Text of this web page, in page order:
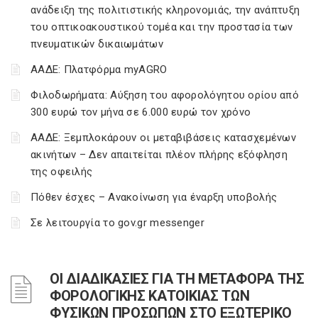
ανάδειξη της πολιτιστικής κληρονομιάς, την ανάπτυξη
του οπτικοακουστικού τομέα και την προστασία των
πνευματικών δικαιωμάτων
ΑΑΔΕ: Πλατφόρμα myAGRO
Φιλοδωρήματα: Αύξηση του αφορολόγητου ορίου από
300 ευρώ τον μήνα σε 6.000 ευρώ τον χρόνο
ΑΑΔΕ: Ξεμπλοκάρουν οι μεταβιβάσεις κατασχεμένων
ακινήτων – Δεν απαιτείται πλέον πλήρης εξόφληση
της οφειλής
Πόθεν έσχες – Ανακοίνωση για έναρξη υποβολής
Σε λειτουργία το gov.gr messenger
ΟΙ ΔΙΑΔΙΚΑΣΙΕΣ ΓΙΑ ΤΗ ΜΕΤΑΦΟΡΑ ΤΗΣ
ΦΟΡΟΛΟΓΙΚΗΣ ΚΑΤΟΙΚΙΑΣ ΤΩΝ
ΦΥΣΙΚΩΝ ΠΡΟΣΩΠΩΝ ΣΤΟ ΕΞΩΤΕΡΙΚΟ